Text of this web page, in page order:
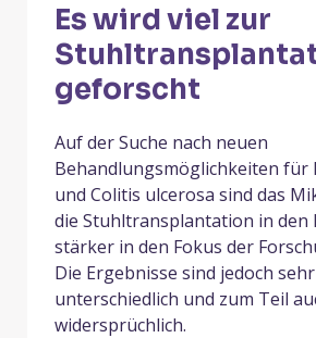
Es wird viel zur
geforscht
Auf der Suche nach neuen
Behandlungsmöglichkeiten für
und Colitis ulcerosa sind das
die Stuhltransplantation in den
stärker in den Fokus der
Die Ergebnisse sind jedoch sehr
unterschiedlich und zum Teil
widersprüchlich.